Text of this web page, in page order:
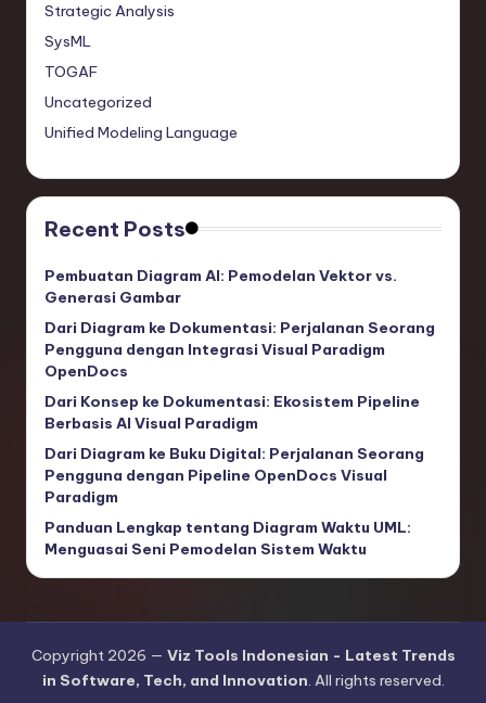
Strategic Analysis
SysML
TOGAF
Uncategorized
Unified Modeling Language
Recent Posts
Pembuatan Diagram AI: Pemodelan Vektor vs.
Generasi Gambar
Dari Diagram ke Dokumentasi: Perjalanan Seorang
Pengguna dengan Integrasi Visual Paradigm
OpenDocs
Dari Konsep ke Dokumentasi: Ekosistem Pipeline
Berbasis AI Visual Paradigm
Dari Diagram ke Buku Digital: Perjalanan Seorang
Pengguna dengan Pipeline OpenDocs Visual
Paradigm
Panduan Lengkap tentang Diagram Waktu UML:
Menguasai Seni Pemodelan Sistem Waktu
Copyright 2026 — Viz Tools Indonesian - Latest Trends
in Software, Tech, and Innovation. All rights reserved.